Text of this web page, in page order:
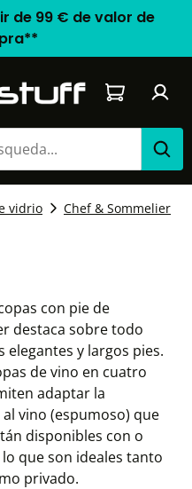
de 99 € de valor de
El carrito
vidrio
Chef & Sommelier
con pie de
destaca sobre todo
elegantes y largos pies.
de vino en cuatro
adaptar la
vino (espumoso) que
disponibles con o
que son ideales tanto
privado.